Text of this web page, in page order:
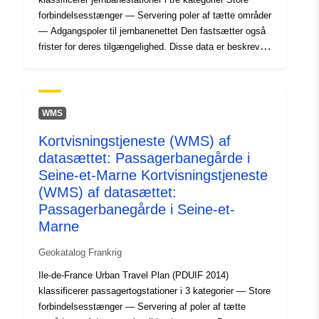
forbindelsesstænger — Servering poler af tætte områder
— Adgangspoler til jernbanenettet Den fastsætter også
frister for deres tilgængelighed. Disse data er beskrevet
WMS
Kortvisningstjeneste (WMS) af
datasættet: Passagerbanegårde i
Seine-et-Marne Kortvisningstjeneste
(WMS) af datasættet:
Passagerbanegårde i Seine-et-
Marne
Geokatalog Frankrig
Ile-de-France Urban Travel Plan (PDUIF 2014)
klassificerer passagertogstationer i 3 kategorier — Store
forbindelsesstænger — Servering af poler af tætte